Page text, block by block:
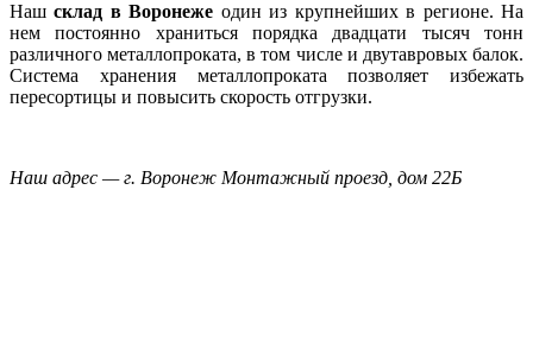
Нашсклад в Воронеже один из крупнейших в регионе. На
нем постоянно храниться порядка двадцати тысяч тонн
различного металлопроката, в том числе и двутавровых балок.
Система хранения металлопроката позволяет избежать
пересортицы и повысить скорость отгрузки.
Наш адрес — г. Воронеж Монтажный проезд, дом 22Б